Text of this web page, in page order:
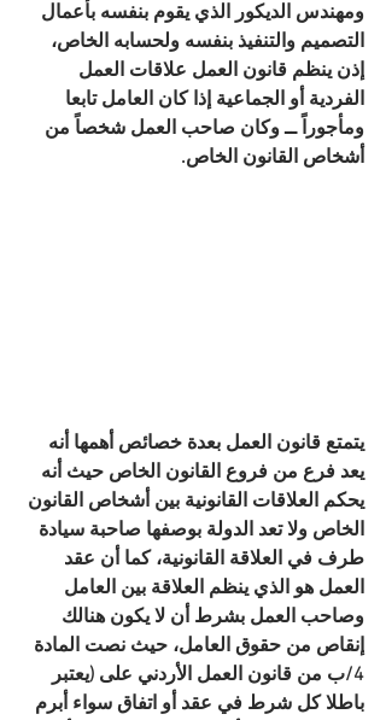
ومهندس الديكور الذي يقوم بنفسه بأعمال
التصميم والتنفيذ بنفسه ولحسابه الخاص،
إذن ينظم قانون العمل علاقات العمل
الفردية أو الجماعية إذا كان العامل تابعا
ومأجوراً ــ وكان صاحب العمل شخصاً من
أشخاص القانون الخاص.
يتمتع قانون العمل بعدة خصائص أهمها أنه
يعد فرع من فروع القانون الخاص حيث أنه
يحكم العلاقات القانونية بين أشخاص القانون
الخاص ولا تعد الدولة بوصفها صاحبة سيادة
طرف في العلاقة القانونية، كما أن عقد
العمل هو الذي ينظم العلاقة بين العامل
وصاحب العمل بشرط أن لا يكون هنالك
إنقاص من حقوق العامل، حيث نصت المادة
4/ب من قانون العمل الأردني على (يعتبر
باطلا كل شرط في عقد أو اتفاق سواء أبرم